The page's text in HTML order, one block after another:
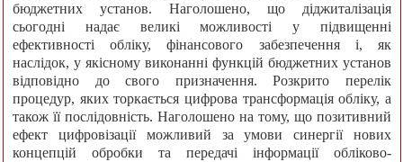
бюджетних установ. Наголошено, що діджиталізація
сьогодні надає великі можливості у підвищенні
ефективності обліку, фінансового забезпечення і, як
наслідок, у якісному виконанні функцій бюджетних установ
відповідно до свого призначення. Розкрито перелік
процедур, яких торкається цифрова трансформація обліку, а
також її послідовність. Наголошено на тому, що позитивний
ефект цифровізації можливий за умови синергії нових
концепцій обробки та передачі інформації обліково-